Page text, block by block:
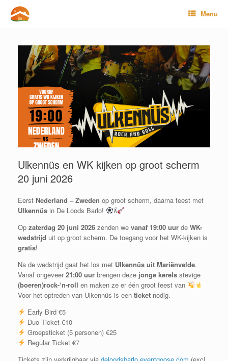
naar
Menu
Ulkennüs en WK kijken op groot scherm
20 juni 2026
Eerst Nederland – Zweden op groot scherm, daarna feest met
Ulkennüs in De Loods Barlo!

Op zaterdag 20 juni 2026 zenden we vanaf 19:00 uur de WK-
wedstrijd uit op groot scherm. De toegang voor het WK-kijken is
gratis!
Na de wedstrijd gaat het los met Ulkennüs uit Mariënvelde.
Vanaf ongeveer21:00 uur brengen deze jonge kerels stevige
(boeren)rock-‘n-roll en maken ze er één groot feest van
Voor het optreden van Ulkennüs is een ticket nodig.
Early Bird €5
Duo Ticket €10
Groepsticket (5 personen) €25
Regular Ticket €7
Tickets zijn verkrijgbaar via deloodsbarlo.eventgoose.com (excl.